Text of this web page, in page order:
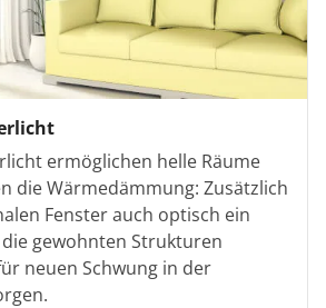
ermöglichen helle Räume
die Wärmedämmung: Zusätzlich
Fenster auch optisch ein
gewohnten Strukturen
neuen Schwung in der